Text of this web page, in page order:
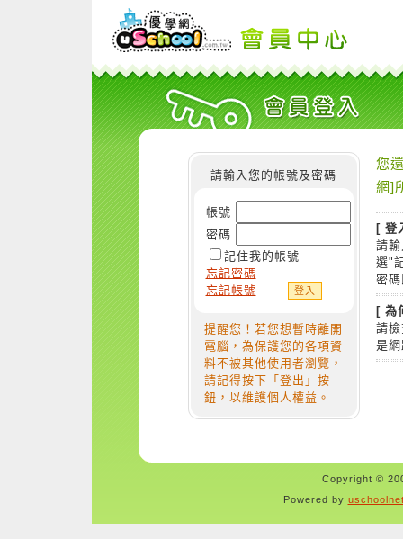
請輸入您的帳號及密碼
帳號
密碼
記住我的帳號
忘記密碼
忘記帳號
提醒您！若您想暫時離開
電腦，為保護您的各項資
料不被其他使用者瀏覽，
請記得按下「登出」按
鈕，以維護個人權益。
您
網]
[ 登
請
選"
密
[ 為
請
是
Copyright ©
Powered by